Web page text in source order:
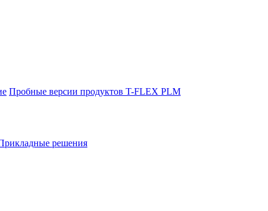
Пробные версии продуктов T-FLEX PLM
решения